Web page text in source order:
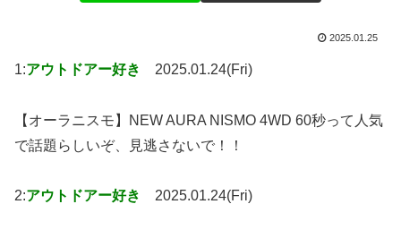
2025.01.25
1:アウトドアー好き 2025.01.24(Fri)
【オーラニスモ】NEW AURA NISMO 4WD 60秒って人気
で話題らしいぞ、見逃さないで！！
2:アウトドアー好き 2025.01.24(Fri)